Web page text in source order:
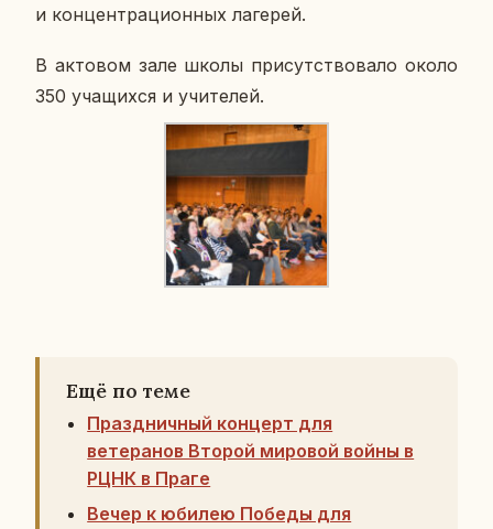
и кон­цен­тра­ци­он­ных ла­ге­рей.
В ак­то­вом зале школы при­сут­ство­ва­ло около
350 уча­щих­ся и учи­те­лей.
Ещё по теме
Праздничный концерт для
ветеранов Второй мировой войны в
РЦНК в Праге
Вечер к юбилею Победы для